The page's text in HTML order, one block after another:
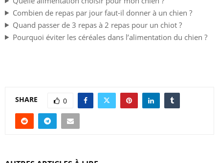
Combien de repas par jour faut-il donner à un chien ?
Quand passer de 3 repas à 2 repas pour un chiot ?
Pourquoi éviter les céréales dans l’alimentation du chien ?
SHARE 0